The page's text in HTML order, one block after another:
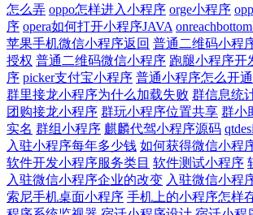
怎么弄 oppo怎样进入小程序 orge小程序
序 opera如何打开小程序JAVA
苹果手机微信小程序返回 普通二维码小程
授权 普通二维码微信小程序 跑腿小程序开
序 picker支付宝小程序 普通小程序怎么开通
群里接龙小程序为什么加载失败 群信息统
团购接龙小程序 群玩小程序位置共享 群小
实名 群组小程序 麒麟代驾小程序源码
入驻小程序每年多少钱 如何获得微信小程
软件开发小程序服务类目 软件测试小程序
入驻微信小程序企业的改变 入驻微信小程
索尼手机桌面小程序 手机上的小程序怎样